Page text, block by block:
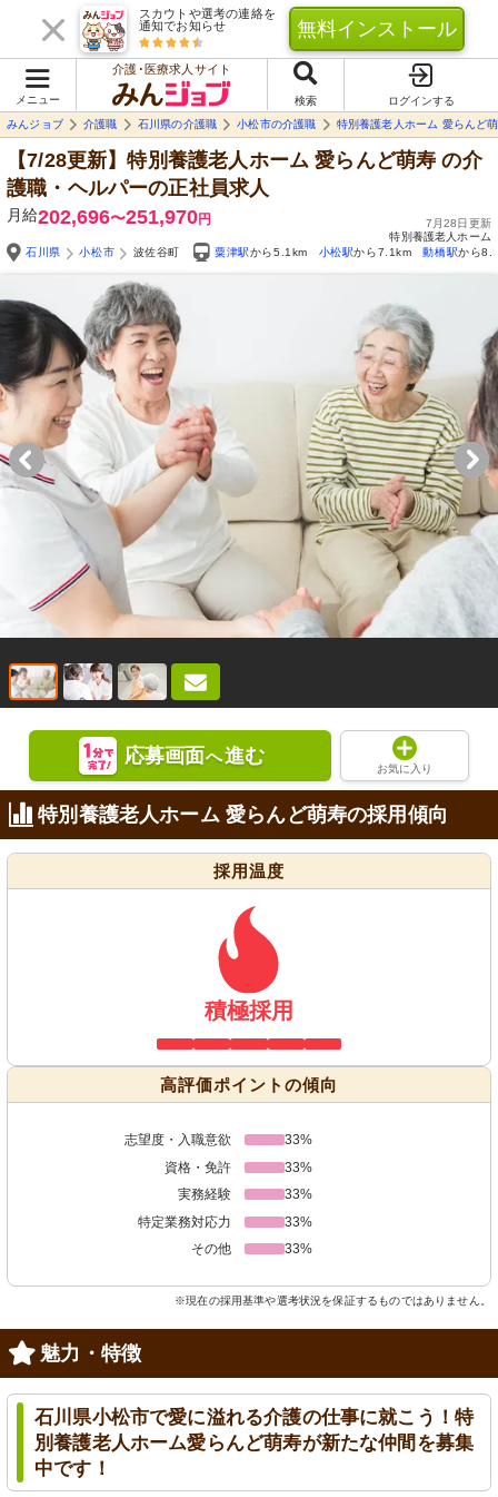
スカウトや選考の連絡を
通知でお知らせ
無料インストール
メニュー
介護･医療求人サイト
検索
ログインする
みんジョブ
介護職 石川県の介護職 小松市の介護職 特別養護老人ホーム 愛らんど
【7/28更新】特別養護老人ホーム 愛らんど萌寿 の介
護職・ヘルパーの正社員求人
月給202,696〜251,970円
7月28日更新
特別養護老人ホーム
石川県
小松市 波佐谷町 粟津駅から5.1km 小松駅から7.1km 動橋駅から
応募画面へ進む
お気に入り
特別養護老人ホーム 愛らんど萌寿の採用傾向
採用温度
積極採用
高評価ポイントの傾向
志望度・入職意欲
33%
資格・免許
33%
実務経験
33%
特定業務対応力
33%
その他
33%
※現在の採用基準や選考状況を保証するものではありません。
魅力・特徴
石川県小松市で愛に溢れる介護の仕事に就こう！特
別養護老人ホーム愛らんど萌寿が新たな仲間を募集
中です！